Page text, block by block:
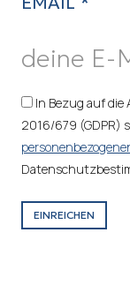
In Bezug auf
2016/679 (GDPR)
EINREICHEN